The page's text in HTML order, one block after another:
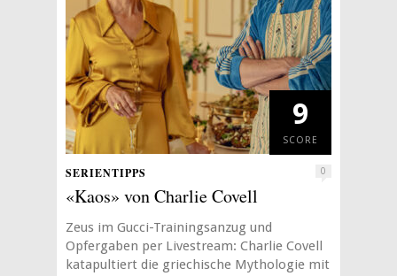
9
SCORE
SERIENTIPPS 0
«Kaos» von Charlie Covell
Zeus im Gucci-Trainingsanzug und
Opfergaben per Livestream: Charlie Covell
katapultiert die griechische Mythologie mit